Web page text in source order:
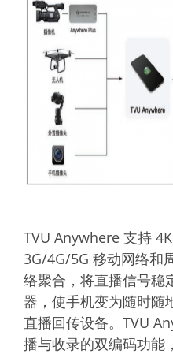
TVU Anywhere 支持
3G/4G/5G 移动网络和
络聚合，将直播信号稳
器，使手机变为随时随
直播回传设备。TVU
播与收录的双编码功能